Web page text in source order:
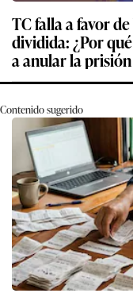
TC falla a favor
dividida: ¿Por
a anular la
Contenido sugerido